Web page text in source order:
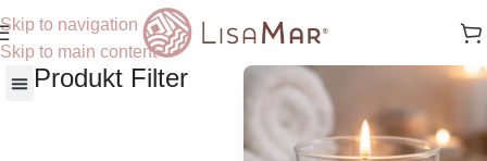
Skip to navigation
Skip to main content
Produkt Filter